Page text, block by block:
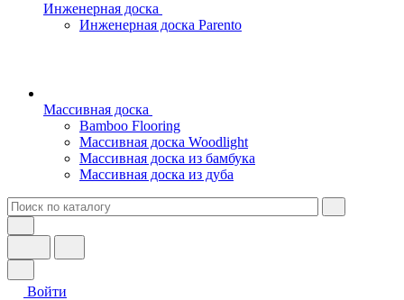
Инженерная доска
Инженерная доска Parento
Массивная доска
Bamboo Flooring
Массивная доска Woodlight
Массивная доска из бамбука
Массивная доска из дуба
Войти